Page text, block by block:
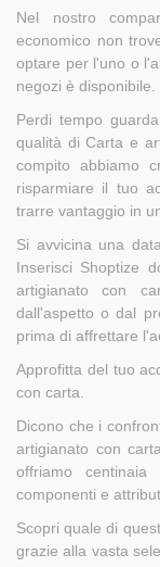
Nel nostro
economico non
optare per l'uno o
negozi è
Perdi tempo
qualità di Carta e
compito abbiamo
risparmiare il tuo
trarre vantaggio in
Si avvicina una
Inserisci Shoptize
artigianato con
dall'aspetto o dal
prima di affrettare
Approfitta del tuo
con carta.
Dicono che i
artigianato con
offriamo
componenti e
Scopri quale di
grazie alla vasta